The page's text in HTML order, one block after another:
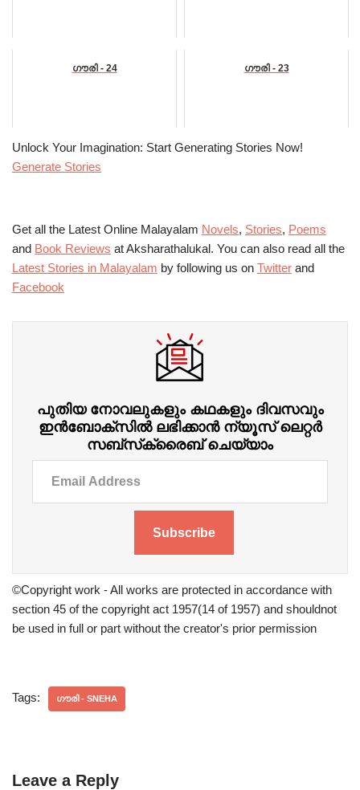
ഗൗരി - 24 ഗൗരി - 23
Unlock Your Imagination: Start Generating Stories Now!
Generate Stories
Get all the Latest Online Malayalam Novels, Stories, Poems
and Book Reviews at Aksharathalukal. You can also read all the
Latest Stories in Malayalam by following us on Twitter and
Facebook
പുതിയ നോവലുകളും കഥകളും ദിവസവും
ഇന്‍ബോക്‌സില്‍ ലഭിക്കാന്‍ ന്യൂസ് ലെറ്റർ
സബ്‌സ്‌ക്രൈബ് ചെയ്യാം
Subscribe
©Copyright work - All works are protected in accordance with
section 45 of the copyright act 1957(14 of 1957) and shouldnot
be used in full or part without the creator's prior permission
Tags: ഗൗരി - SNEHA
Leave a Reply